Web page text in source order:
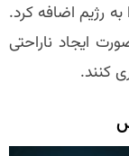
رژیم اضافه کرد.
ایجاد ناراحتی
کنند.